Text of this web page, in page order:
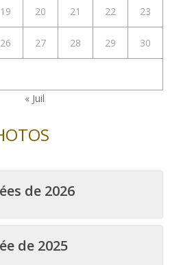
19 20 21 22 23
26 27 28 29 30
« Juil
de 2026
de 2025